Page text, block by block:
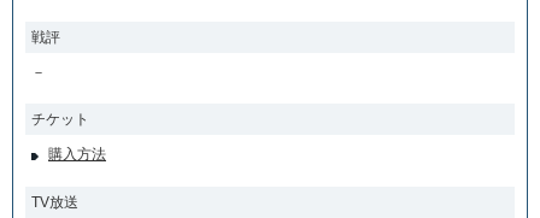
戦評
－
チケット
購入方法
TV放送